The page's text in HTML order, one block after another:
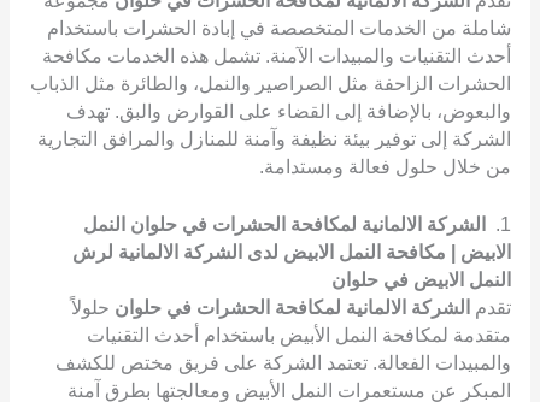
شاملة من الخدمات المتخصصة في إبادة الحشرات باستخدام
أحدث التقنيات والمبيدات الآمنة. تشمل هذه الخدمات مكافحة
الحشرات الزاحفة مثل الصراصير والنمل، والطائرة مثل الذباب
والبعوض، بالإضافة إلى القضاء على القوارض والبق. تهدف
الشركة إلى توفير بيئة نظيفة وآمنة للمنازل والمرافق التجارية
من خلال حلول فعالة ومستدامة.
1.
الشركة الالمانية لمكافحة الحشرات في حلوان النمل
الابيض | مكافحة النمل الابيض لدى الشركة الالمانية لرش
النمل الابيض في حلوان
تقدم الشركة الالمانية لمكافحة الحشرات في حلوان حلولاً
متقدمة لمكافحة النمل الأبيض باستخدام أحدث التقنيات
والمبيدات الفعالة. تعتمد الشركة على فريق مختص للكشف
المبكر عن مستعمرات النمل الأبيض ومعالجتها بطرق آمنة